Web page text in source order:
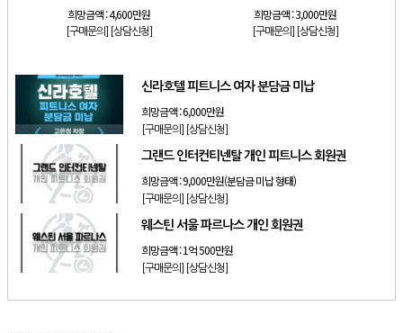
희망금액 :4,600만원
[구매문의] [상담신청]
희망금액 :3,000만원
[구매문의] [상담신청]
신라호텔 피트니스 여자 분담금 미납
희망금액 :6,000만원
[구매문의] [상담신청]
그랜드 인터컨티넨탈 개인 피트니스 회원권
희망금액 :9,000만원(분담금 미납 형태)
[구매문의] [상담신청]
웨스틴 서울 파르나스 개인 회원권
희망금액 :1억 500만원
[구매문의] [상담신청]